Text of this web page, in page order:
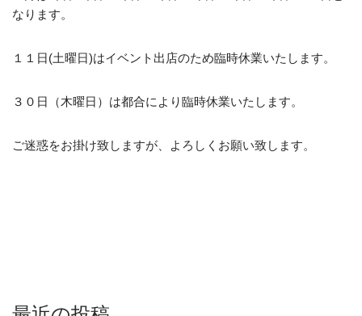
なります。
１１日(土曜日)はイベント出店のため臨時休業いたします。
３０日（木曜日）は都合により臨時休業いたします。
ご迷惑をお掛け致しますが、よろしくお願い致します。